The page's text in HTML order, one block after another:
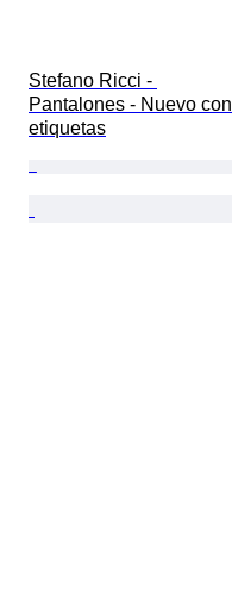
Stefano Ricci -
Pantalones - Nuevo con
etiquetas